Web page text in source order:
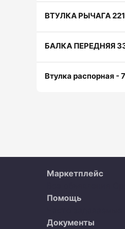
ВТУЛКА РЫЧАГА
БАЛКА ПЕРЕДНЯЯ
Втулка распорная -
Маркетплейс
Помощь
Документы